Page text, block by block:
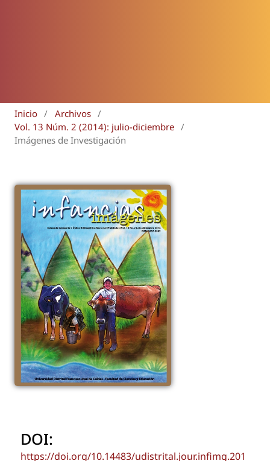
Inicio / Archivos /
Vol. 13 Núm. 2 (2014): julio-diciembre /
Imágenes de Investigación
DOI:
https://doi.org/10.14483/udistrital.jour.infimg.201